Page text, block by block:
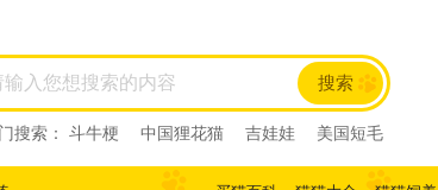
搜索
搜索： 斗牛梗 中国狸花猫 吉娃娃
美国短毛